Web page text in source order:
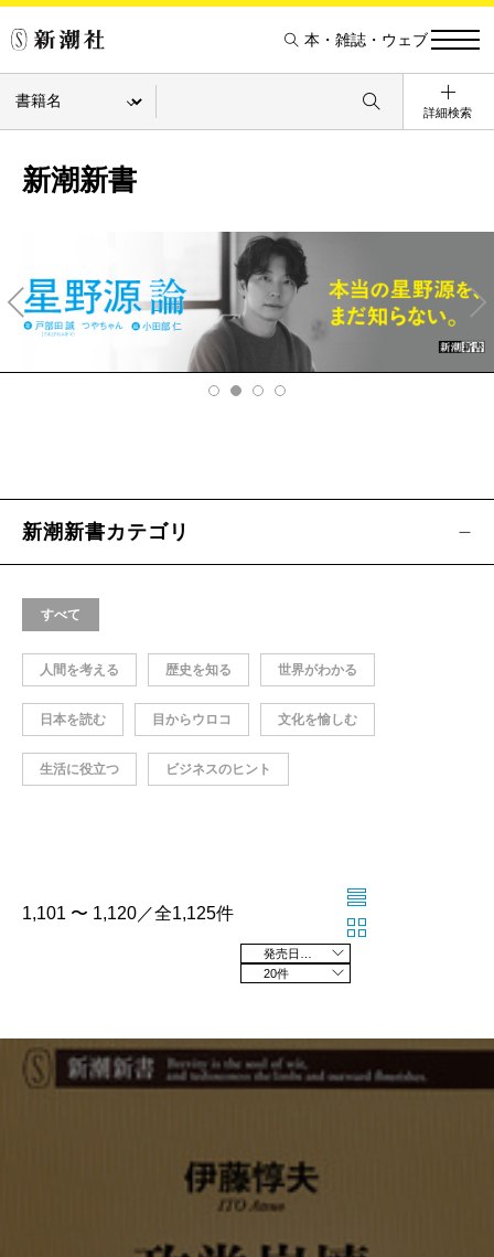
本・雑誌・ウェブ
詳細検索
新潮新書
v
Ne
xt
新潮新書カテゴリ
すべて
人間を考える 歴史を知る 世界がわかる
日本を読む 目からウロコ 文化を愉しむ
生活に役立つ ビジネスのヒント
1,101 〜 1,120／全1,125件
20件